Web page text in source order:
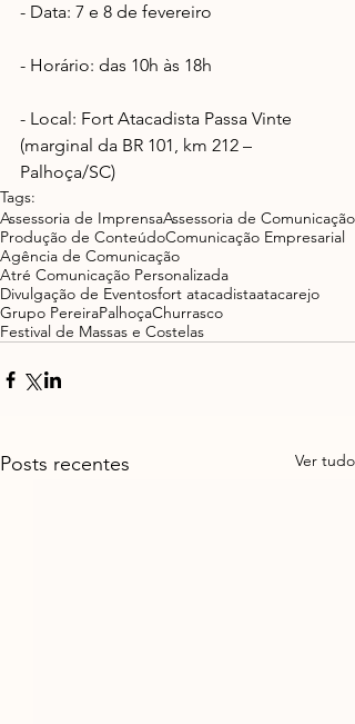
- Data: 7 e 8 de fevereiro
- Horário: das 10h às 18h
- Local: Fort Atacadista Passa Vinte
(marginal da BR 101, km 212 –
Palhoça/SC)
Tags:
Assessoria de ImprensaAssessoria de Comunicação
Produção de ConteúdoComunicação Empresarial
Agência de Comunicação
Atré Comunicação Personalizada
Divulgação de Eventosfort atacadistaatacarejo
Grupo PereiraPalhoçaChurrasco
Festival de Massas e Costelas
Posts recentes Ver tudo